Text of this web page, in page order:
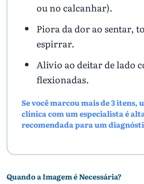
ou no calcanhar).
Piora da dor ao sentar,
espirrar.
Alívio ao deitar de lado
flexionadas.
Se você marcou mais de 3 itens,
clínica com um especialista é
recomendada para um
Quando a Imagem é Necessária?